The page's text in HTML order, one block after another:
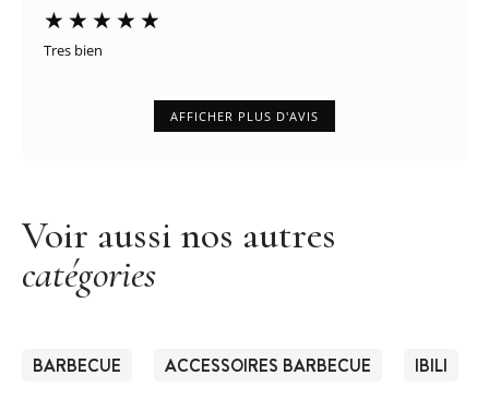
Tres bien
AFFICHER PLUS D'AVIS
Voir aussi nos autres
catégories
BARBECUE ACCESSOIRES BARBECUE IBILI